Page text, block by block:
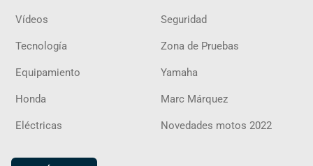
Vídeos Seguridad
Tecnología Zona de Pruebas
Equipamiento Yamaha
Honda Marc Márquez
Eléctricas Novedades motos 2022